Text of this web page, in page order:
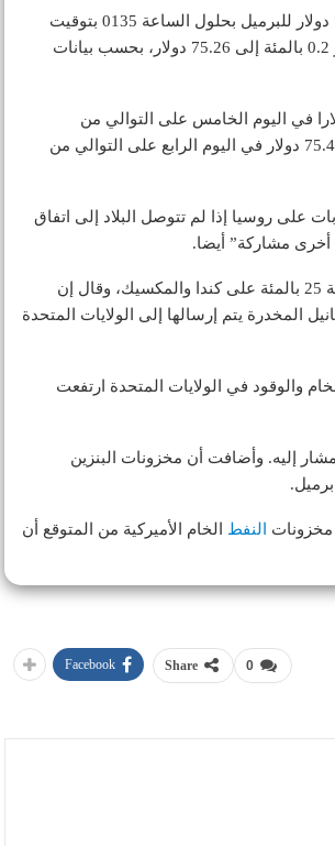
23 سنتا بما يعادل 0.3 بالمئة إلى 78.79 دولار للبرميل بحلول الساعة 0135 بتوقيت
غرينتش، في حين انخفض خام غرب تكساس الوسيط الأميركي 18 سنتا أو 0.2 بالمئة إلى 75.26 دولار، بحسب بيانات
السابقة، أنهت العقود الآجلة لخام برنت التعاملات عند 79 دولارا في اليوم الخامس على التوالي من
الخسائر. وأغلقت العقود الآجلة لخام غرب تكساس الوسيط الجلسة عند 75.44 دولار في اليوم الرابع على التوالي من
على روسيا إذا لم تتوصل البلاد إلى اتفاق
أخرى مشاركة” أيضا.
كما تعهد بفرض رسوم جمركية على الاتحاد الأوروبي، وفرض رسوم جمركية 25 بالمئة على كندا والمكسيك، وقال إن
لأن مادة الفنتانيل المخدرة يتم إرسالها إلى الولايات المتحدة
والوقود في الولايات المتحدة ارتفعت
ألف برميل في الأسبوع المشار إليه. وأضافت أن مخزونات البنزين
النفط الخام الأميركية من المتوقع أن
0
Share
Facebook